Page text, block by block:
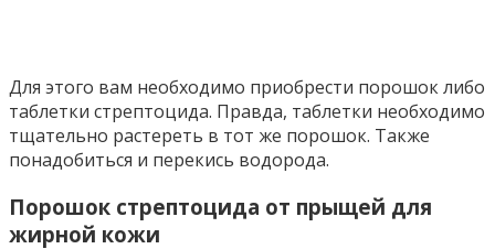
Для этого вам необходимо приобрести порошок либо
таблетки стрептоцида. Правда, таблетки необходимо
тщательно растереть в тот же порошок. Также
понадобиться и перекись водорода.
Порошок стрептоцида от прыщей для
жирной кожи